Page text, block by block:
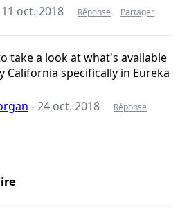
11 oct. 2018 Réponse Partager
take a look at what's available
California specifically in Eureka
-24 oct. 2018
Réponse